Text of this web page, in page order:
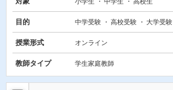
目的 中学受験 高校受験 大学受験
授業形式 オンライン
教師タイプ 学生家庭教師